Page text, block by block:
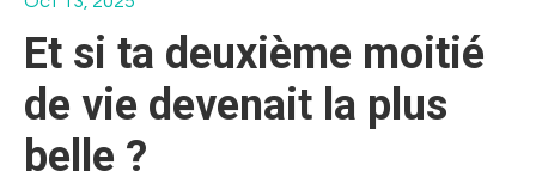
Et si ta deuxième moitié
de vie devenait la plus
belle ?